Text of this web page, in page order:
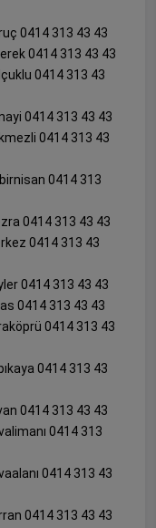
0414 313 43 43
0414 313 43 43
0414 313 43
0414 313 43 43
0414 313 43
0414 313
0414 313 43 43
0414 313 43
0414 313 43 43
0414 313 43 43
0414 313 43
0414 313 43
0414 313 43 43
0414 313
0414 313 43
0414 313 43 43